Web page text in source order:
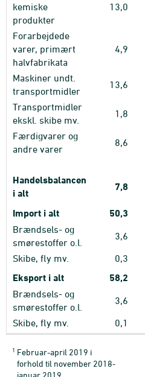
kemiske
produkter
13,0
Forarbejdede
varer, primært
halvfabrikata
4,9
Maskiner undt.
transportmidler
13,6
Transportmidler
ekskl. skibe mv.
1,8
Færdigvarer og
andre varer
8,6
Handelsbalancen
i alt
7,8
Import i alt 50,3
Brændsels- og
smørestoffer o.l.
3,6
Skibe, fly mv. 0,3
Eksport i alt 58,2
Brændsels- og
smørestoffer o.l.
3,6
Skibe, fly mv. 0,1
1 Februar-april 2019 i
forhold til november 2018-
januar 2019.